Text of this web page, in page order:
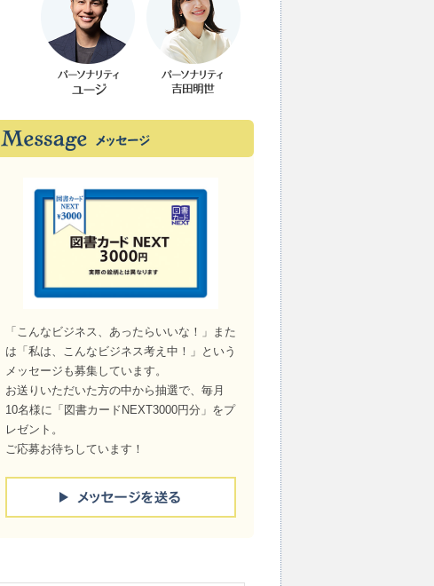
「こんなビジネス、あったらいいな！」また
は「私は、こんなビジネス考え中！」という
メッセージも募集しています。
お送りいただいた方の中から抽選で、毎月
10名様に「図書カードNEXT3000円分」をプ
レゼント。
ご応募お待ちしています！